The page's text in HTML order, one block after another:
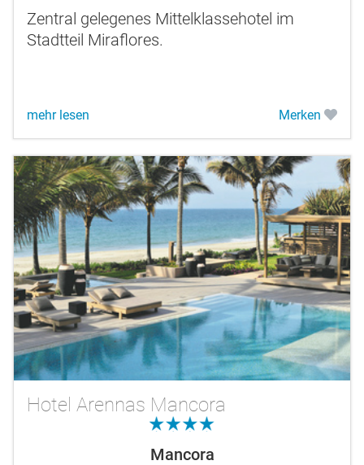
Zentral gelegenes Mittelklassehotel im
Stadtteil Miraflores.
mehr lesen Merken
Hotel Arennas Mancora
4.0
Mancora